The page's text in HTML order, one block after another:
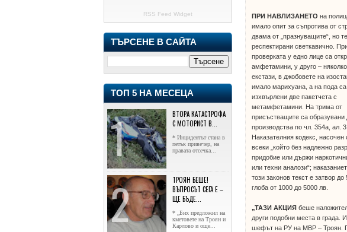
RSS Feed Widget
ТЪРСЕНЕ В САЙТА
ТОП 5 НА МЕСЕЦА
ВТОРА КАТАСТРОФА
С МОТОРИСТ В...
* Инцидентът стана в
петък привечер, на
правата отсечка...
ТРОЯН БЕШЕ!
ВЪПРОСЪТ СЕГА Е –
ЩЕ БЪДЕ...
* „Бих предложил на
кметовете на Троян и
Карлово и още...
ПРИ НАВЛИЗАНЕТО на
имало опит за съпротива от
двама от „празнуващите“, но
респектирани светкавично.
проверката у едно лице са
амфетамини, у друго –
екстази, в джобовете на
имало марихуана, а на пода
изхвърлени две пакетчета с
метамфетамини. На трима от
присъстващите са образувани
производства по чл. 354а, ал.
Наказателния кодекс,
всеки „който без надлежно
придобие или държи
или техни аналози“;
този законов текст е затвор до
глоба от 1000 до 5000 лв.
„ТАЗИ АКЦИЯ беше
други подобни места в града.
шефът на РУ на МВР – Троян.